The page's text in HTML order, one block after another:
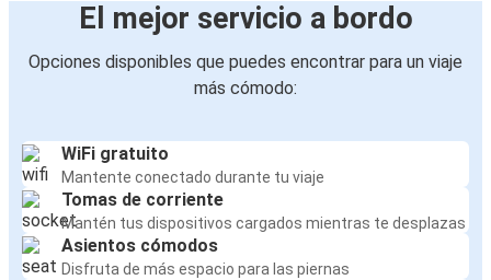
El mejor servicio a bordo
Opciones disponibles que puedes encontrar para un viaje
más cómodo:
WiFi gratuito
Mantente conectado durante tu viaje
Tomas de corriente
Mantén tus dispositivos cargados mientras te desplazas
Asientos cómodos
Disfruta de más espacio para las piernas